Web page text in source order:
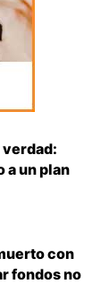
verdad:
a un plan
con
fondos no